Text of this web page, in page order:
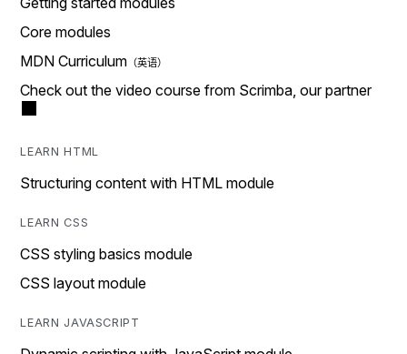
Core modules
MDN Curriculum
Check out the video course from Scrimba, our partner
LEARN HTML
Structuring content with HTML module
LEARN CSS
CSS styling basics module
CSS layout module
LEARN JAVASCRIPT